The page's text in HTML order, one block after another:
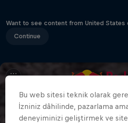
Want to see content from United States
Continue
Bu web sitesi teknik olarak
İzniniz dâhilinde, pazarlama
deneyiminizi geliştirmek ve